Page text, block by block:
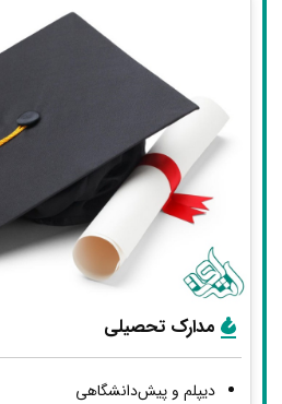
مدارک تحصیلی
دیپلم و پیش‌دانشگاهی